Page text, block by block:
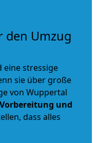
den Umzug
eine stressige
sie über große
von Wuppertal
Vorbereitung und
dass alles